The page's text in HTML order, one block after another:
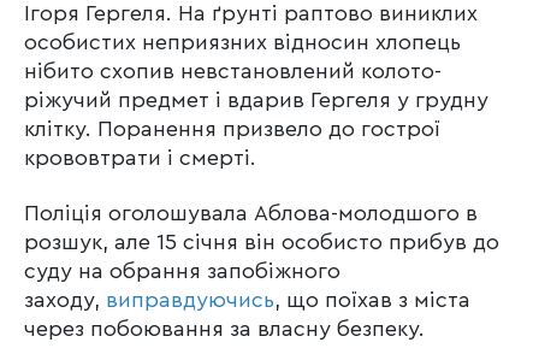
Ігоря Гергеля. На ґрунті раптово виниклих
особистих неприязних відносин хлопець
нібито схопив невстановлений колото-
ріжучий предмет і вдарив Гергеля у грудну
клітку. Поранення призвело до гострої
крововтрати і смерті.
Поліція оголошувала Аблова-молодшого в
розшук, але 15 січня він особисто прибув до
суду на обрання запобіжного
заходу, виправдуючись, що поїхав з міста
через побоювання за власну безпеку.